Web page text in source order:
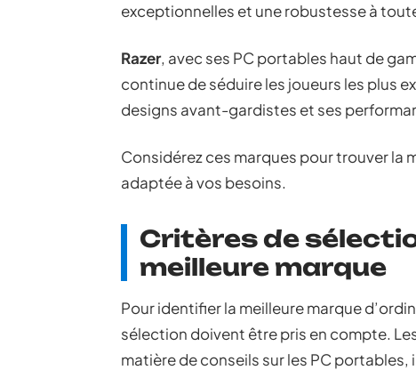
exceptionnelles et une robustesse à
Razer, avec ses PC portables haut de
continue de séduire les joueurs les plus
designs avant-gardistes et ses
Considérez ces marques pour trouver la
adaptée à vos besoins.
Critères de
meilleure marque
Pour identifier la meilleure marque
sélection doivent être pris en compte.
matière de conseils sur les PC